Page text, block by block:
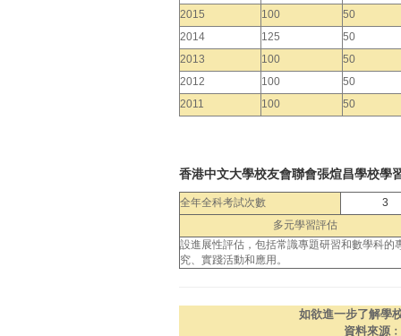
2015
100
50
2014
125
50
2013
100
50
2012
100
50
2011
100 50
香港中文大學校友會聯會張煊昌學校學
全年全科考試次數
3
多元學習評估
設進展性評估，包括常識專題研習和數學科的
究、實踐活動和應用。
如欲進一步了解學
資料來源﹕